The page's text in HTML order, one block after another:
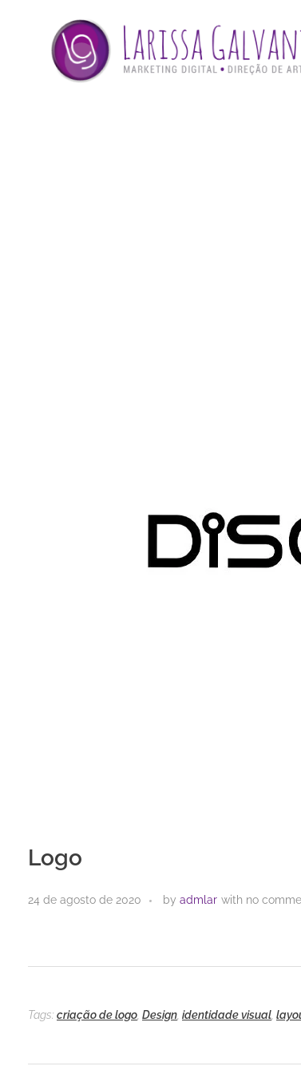
Logo
24 de agosto de 2020 by admlar with no
Tags: criação de logo Design identidade visual